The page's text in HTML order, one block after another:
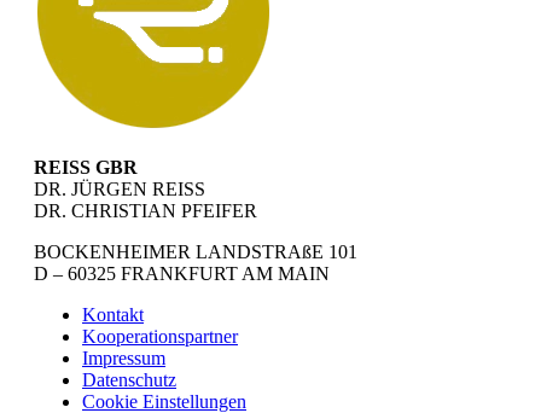
REISS GBR
DR. JÜRGEN REISS
DR. CHRISTIAN PFEIFER
BOCKENHEIMER LANDSTRAßE 101
D – 60325 FRANKFURT AM MAIN
Kontakt
Kooperationspartner
Impressum
Datenschutz
Cookie Einstellungen